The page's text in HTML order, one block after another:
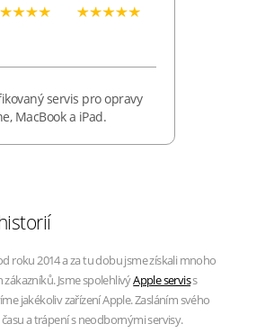
servis pro opravy
MacBook a iPad.
roku 2014 a za tu dobu jsme získali mnoho
Jsme spolehlivýApple serviss
jakékoliv zařízení Apple. Zasláním svého
a trápení s neodbornými servisy.